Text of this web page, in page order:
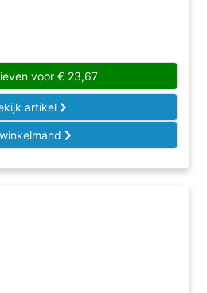
voor € 23,67
artikel